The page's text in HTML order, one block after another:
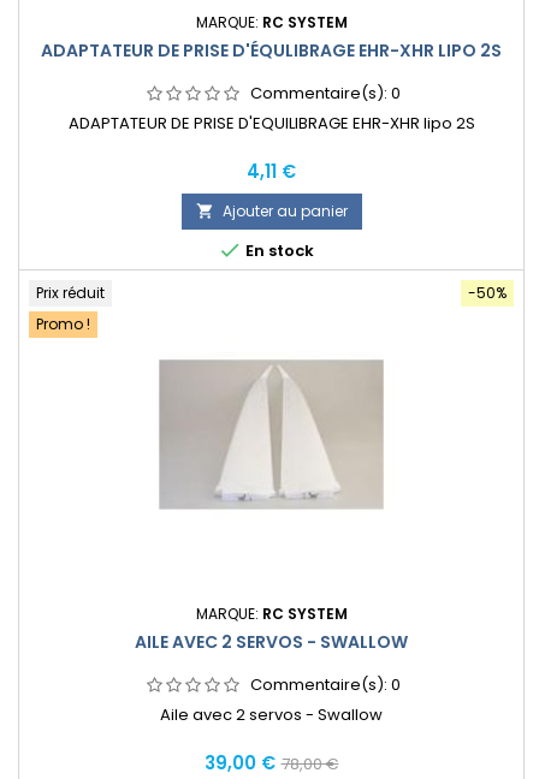
MARQUE: RC SYSTEM
ADAPTATEUR DE PRISE D'ÉQULIBRAGE EHR-XHR LIPO 2S
Commentaire(s): 0
ADAPTATEUR DE PRISE D'EQUILIBRAGE EHR-XHR lipo 2S
Prix
4,11 €
 Ajouter au panier
 En stock
-50%
Prix réduit
Promo !
MARQUE: RC SYSTEM
AILE AVEC 2 SERVOS - SWALLOW
Commentaire(s): 0
Aile avec 2 servos - Swallow
Prix
39,00 € Prix
78,00 €